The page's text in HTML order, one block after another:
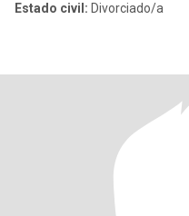
Estado civil: Divorciado/a